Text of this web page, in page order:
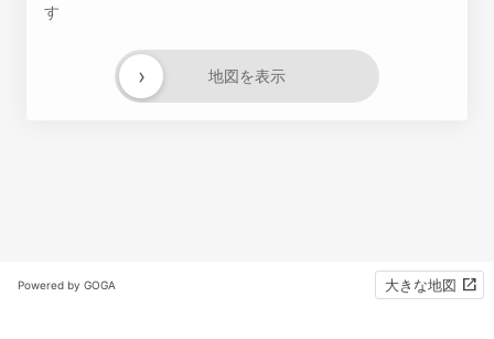
す
地図を表示
›
Powered by GOGA 大きな地図